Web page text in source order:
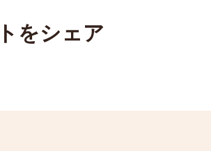
をシェア